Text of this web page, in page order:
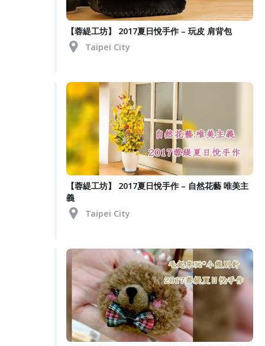
【蓉緹工坊】 2017夏日悅手作 – 玩皮 肩背包
Taipei City
【蓉緹工坊】 2017夏日悅手作 – 自然花藝 唯美主
義
Taipei City